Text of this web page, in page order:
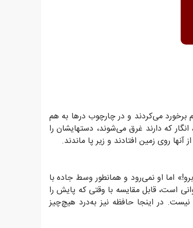
می‌کردند و در چارچوب درها به هم
که دارند غرق می‌شوند، دستهایشان را
روی زمین افتادند و زیر پا ماندند.
اما او نمی‌رود و همانطور وسط جاده با
است، قابل مقایسه با وقتی که پایش را
در اینجا حافظه نیز به‌درد هیچ‌چیز